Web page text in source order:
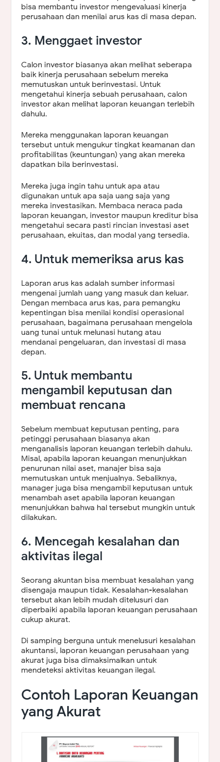
bisa membantu investor mengevaluasi kinerja
perusahaan dan menilai arus kas di masa depan.
3. Menggaet investor
Calon investor biasanya akan melihat seberapa
baik kinerja perusahaan sebelum mereka
memutuskan untuk berinvestasi. Untuk
mengetahui kinerja sebuah perusahaan, calon
investor akan melihat laporan keuangan terlebih
dahulu.
Mereka menggunakan laporan keuangan
tersebut untuk mengukur tingkat keamanan dan
profitabilitas (keuntungan) yang akan mereka
dapatkan bila berinvestasi.
Mereka juga ingin tahu untuk apa atau
digunakan untuk apa saja uang saja yang
mereka investasikan. Membaca neraca pada
laporan keuangan, investor maupun kreditur bisa
mengetahui secara pasti rincian investasi aset
perusahaan, ekuitas, dan modal yang tersedia.
4. Untuk memeriksa arus kas
Laporan arus kas adalah sumber informasi
mengenai jumlah uang yang masuk dan keluar.
Dengan membaca arus kas, para pemangku
kepentingan bisa menilai kondisi operasional
perusahaan, bagaimana perusahaan mengelola
uang tunai untuk melunasi hutang atau
mendanai pengeluaran, dan investasi di masa
depan.
5. Untuk membantu
mengambil keputusan dan
membuat rencana
Sebelum membuat keputusan penting, para
petinggi perusahaan biasanya akan
menganalisis laporan keuangan terlebih dahulu.
Misal, apabila laporan keuangan menunjukkan
penurunan nilai aset, manajer bisa saja
memutuskan untuk menjualnya. Sebaliknya,
manager juga bisa mengambil keputusan untuk
menambah aset apabila laporan keuangan
menunjukkan bahwa hal tersebut mungkin untuk
dilakukan.
6. Mencegah kesalahan dan
aktivitas ilegal
Seorang akuntan bisa membuat kesalahan yang
disengaja maupun tidak. Kesalahan-kesalahan
tersebut akan lebih mudah ditelusuri dan
diperbaiki apabila laporan keuangan perusahaan
cukup akurat.
Di samping berguna untuk menelusuri kesalahan
akuntansi, laporan keuangan perusahaan yang
akurat juga bisa dimaksimalkan untuk
mendeteksi aktivitas keuangan ilegal.
Contoh Laporan Keuangan
yang Akurat